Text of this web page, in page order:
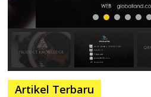
Artikel Terbaru